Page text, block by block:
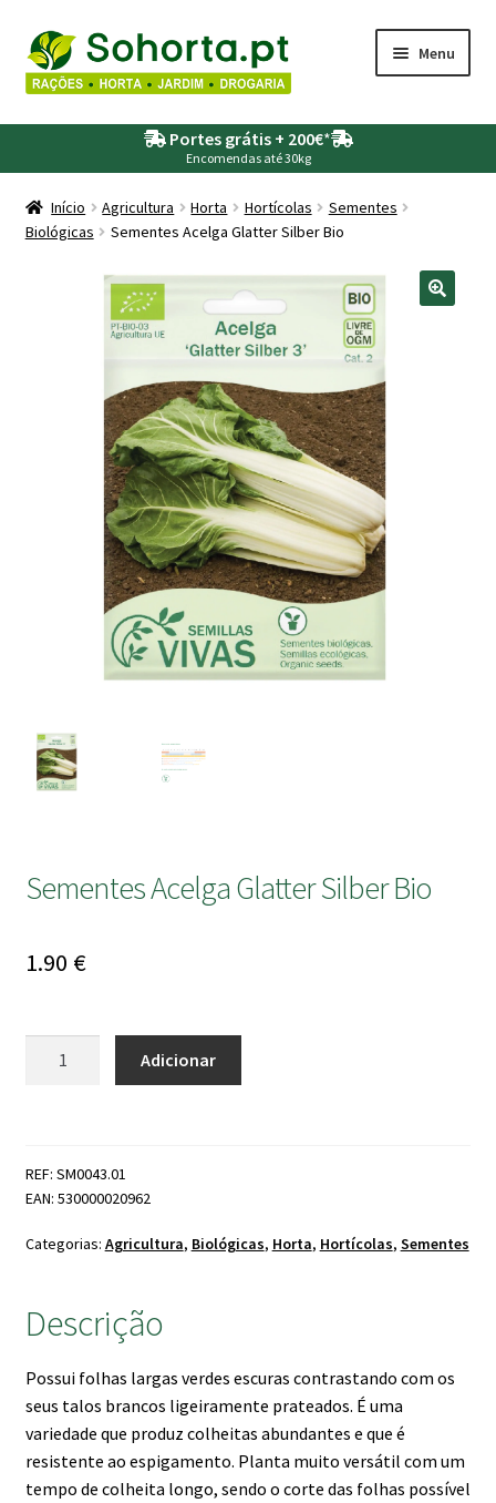
Ir
para
a
navegação
Saltar
para
o
conteúdo
Menu
Agricultura
Drogaria
Depósitos – Fossas
Piscinas
Portes grátis + 200€*
Encomendas até 30kg
Início Agricultura Horta Hortícolas
Sementes
Biológicas
Sementes Acelga Glatter Silber Bio
Sementes Acelga Glatter Silber Bio
1.90 €
Silber
Adicionar
REF: SM0043.01
EAN: 530000020962
Categorias: Agricultura, Biológicas, Horta, Hortícolas, Sementes
Descrição
Possui folhas largas verdes escuras contrastando com os
seus talos brancos ligeiramente prateados. É uma
variedade que produz colheitas abundantes e que é
resistente ao espigamento. Planta muito versátil com um
tempo de colheita longo, sendo o corte das folhas possível